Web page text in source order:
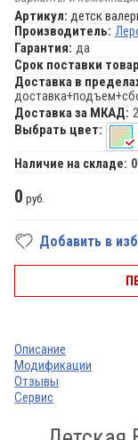
Артикул: детск
Производитель:
Гарантия: да
Срок поставки
Доставка в
Доставка за МКАД:
Выбрать цвет:
Наличие на складе: 0
0 руб.
Добавить в
Описание
Модификации
Отзывы
Сервис